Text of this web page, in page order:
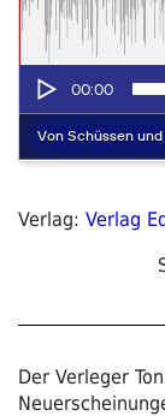
Verlag: Verlag
Der Verleger